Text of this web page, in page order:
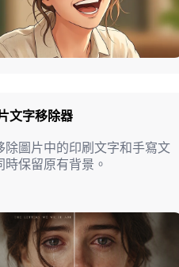
文字移除器
除圖片中的印刷文字和手寫文
時保留原有背景。